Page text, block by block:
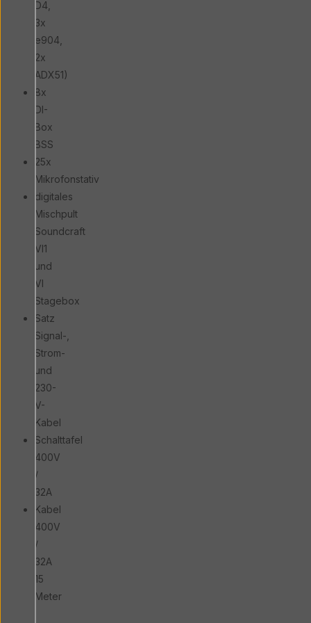
D4,
3x
e904,
2x
ADX51)
8x
DI-
Box
BSS
25x
Mikrofonstativ
digitales
Mischpult
Soundcraft
VI1
und
VI
Stagebox
Satz
Signal-,
Strom-
und
230-
V-
Kabel
Schalttafel
400V
/
32A
Kabel
400V
/
32A
15
Meter